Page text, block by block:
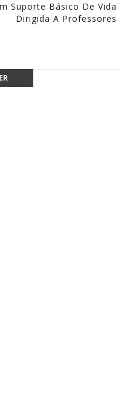
Suporte Básico De Vida
Dirigida A Professores